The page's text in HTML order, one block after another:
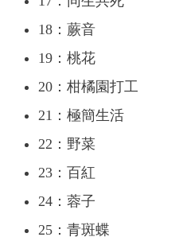
18：蕨音
19：桃花
20：柑橘園打工
21：極簡生活
22：野菜
23：百紅
24：蓉子
25：青斑蝶